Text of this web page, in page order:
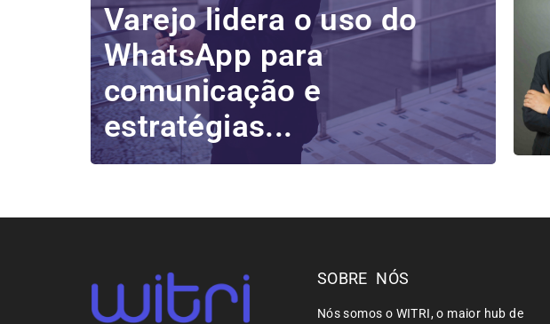
Varejo lidera o uso do
WhatsApp para
comunicação e
estratégias...
SOBRE NÓS
Nós somos o WITRI, o maior hub de